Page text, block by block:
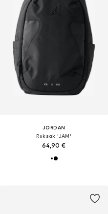
JORDAN
Ruksak 'JAM'
64,90 €